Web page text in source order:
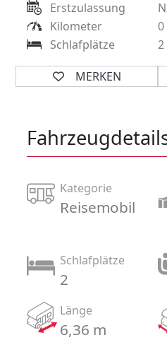
Erstzulassung
Kilometer
0
Schlafplätze
2
MERKEN
Kategorie
Reisemobil
Schlafplätze
2
Länge
6,36 m